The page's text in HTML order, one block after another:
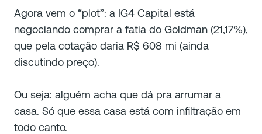
Agora vem o “plot”: a IG4 Capital está
negociando comprar a fatia do Goldman (21,17%),
que pela cotação daria R$ 608 mi (ainda
discutindo preço).
Ou seja: alguém acha que dá pra arrumar a
casa. Só que essa casa está com infiltração em
todo canto.